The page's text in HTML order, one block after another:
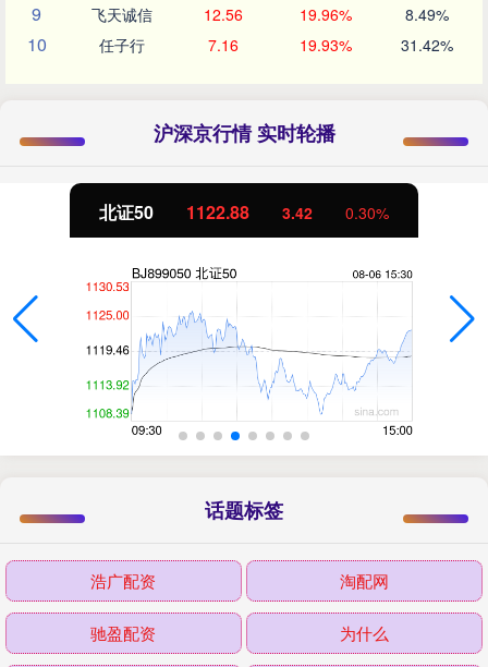
9 飞天诚信 12.56 19.96% 8.49%
10 任子行 7.16 19.93% 31.42%
沪深京行情 实时轮播
北证50 1122.88 3.42 0.30%
话题标签
浩广配资 淘配网
驰盈配资 为什么